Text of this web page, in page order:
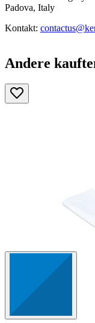
Padova, Italy
Kontakt:
Andere